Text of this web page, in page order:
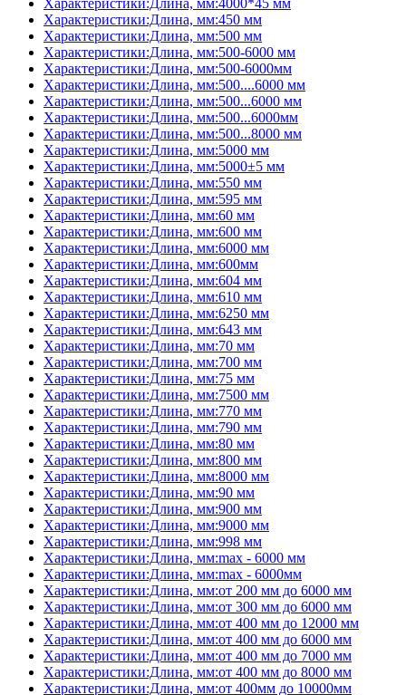
Характеристики:Длина, мм:4000*45 мм
Характеристики:Длина, мм:450 мм
Характеристики:Длина, мм:500 мм
Характеристики:Длина, мм:500-6000 мм
Характеристики:Длина, мм:500-6000мм
Характеристики:Длина, мм:500....6000 мм
Характеристики:Длина, мм:500...6000 мм
Характеристики:Длина, мм:500...6000мм
Характеристики:Длина, мм:500...8000 мм
Характеристики:Длина, мм:5000 мм
Характеристики:Длина, мм:5000±5 мм
Характеристики:Длина, мм:550 мм
Характеристики:Длина, мм:595 мм
Характеристики:Длина, мм:60 мм
Характеристики:Длина, мм:600 мм
Характеристики:Длина, мм:6000 мм
Характеристики:Длина, мм:600мм
Характеристики:Длина, мм:604 мм
Характеристики:Длина, мм:610 мм
Характеристики:Длина, мм:6250 мм
Характеристики:Длина, мм:643 мм
Характеристики:Длина, мм:70 мм
Характеристики:Длина, мм:700 мм
Характеристики:Длина, мм:75 мм
Характеристики:Длина, мм:7500 мм
Характеристики:Длина, мм:770 мм
Характеристики:Длина, мм:790 мм
Характеристики:Длина, мм:80 мм
Характеристики:Длина, мм:800 мм
Характеристики:Длина, мм:8000 мм
Характеристики:Длина, мм:90 мм
Характеристики:Длина, мм:900 мм
Характеристики:Длина, мм:9000 мм
Характеристики:Длина, мм:998 мм
Характеристики:Длина, мм:max - 6000 мм
Характеристики:Длина, мм:max - 6000мм
Характеристики:Длина, мм:от 200 мм до 6000 мм
Характеристики:Длина, мм:от 300 мм до 6000 мм
Характеристики:Длина, мм:от 400 мм до 12000 мм
Характеристики:Длина, мм:от 400 мм до 6000 мм
Характеристики:Длина, мм:от 400 мм до 7000 мм
Характеристики:Длина, мм:от 400 мм до 8000 мм
Характеристики:Длина, мм:от 400мм до 10000мм